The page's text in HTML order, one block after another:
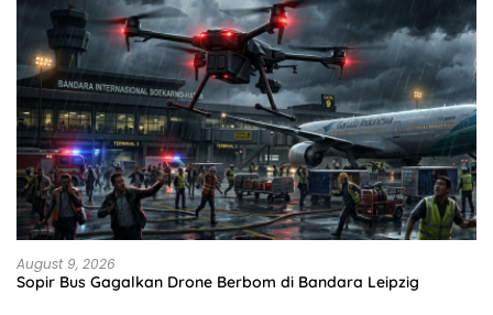
August 9, 2026
Sopir Bus Gagalkan Drone Berbom di Bandara Leipzig